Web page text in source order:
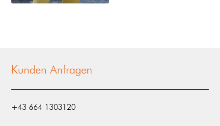
Kunden Anfragen
‭+43 664 1303120‬